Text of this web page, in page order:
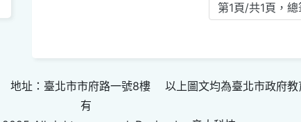
第1頁/共1頁，
地址：臺北市市府路一號8樓 以上圖文均為臺北市政府教
有